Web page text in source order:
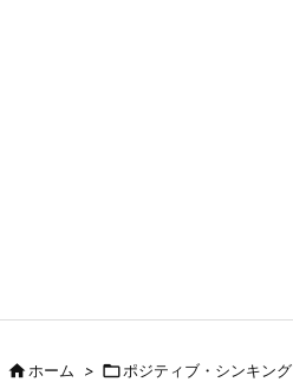
ホーム > ポジティブ・シンキング